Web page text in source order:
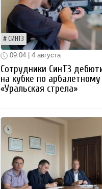
СИНТЗ
09:04 | 4 августа
Сотрудники СинТЗ
на кубке по арбалетному
«Уральская стрела»